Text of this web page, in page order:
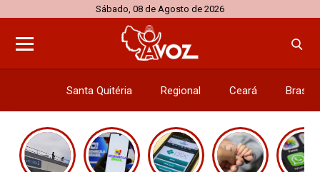
Sábado, 08 de Agosto de 2026
Santa Quitéria Regional Ceará Brasil